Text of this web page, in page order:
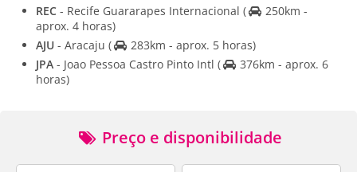
REC - Recife Guararapes Internacional (
250km -
aprox. 4 horas)
AJU - Aracaju (
283km - aprox. 5 horas)
JPA - Joao Pessoa Castro Pinto Intl (
376km - aprox. 6
horas)
Preço e disponibilidade